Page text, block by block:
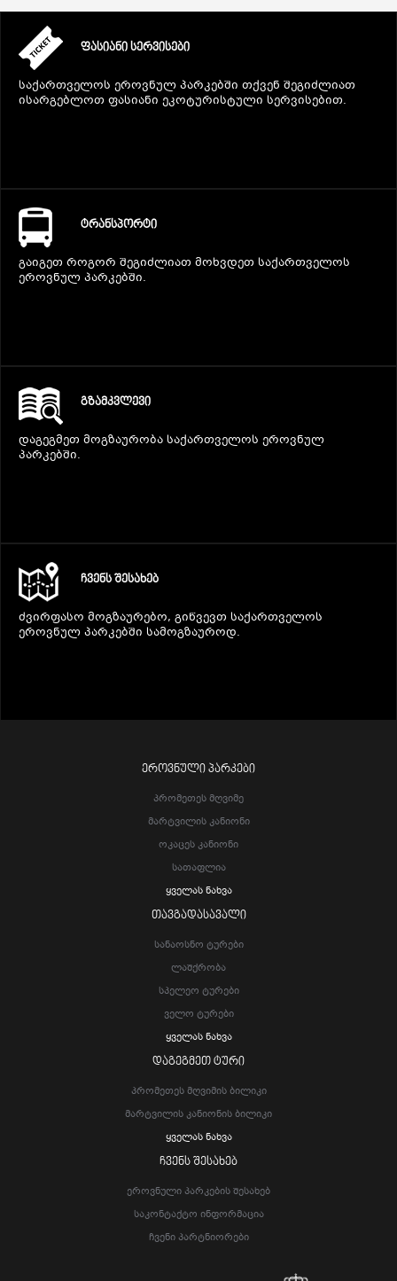
ᲤᲐᲡᲘᲐᲜᲘ ᲡᲔᲠᲕᲘᲡᲔᲑᲘ
საქართველოს ეროვნულ პარკებში თქვენ შეგიძლიათ
ისარგებლოთ ფასიანი ეკოტურისტული სერვისებით.
ᲢᲠᲐᲜᲡᲞᲝᲠᲢᲘ
გაიგეთ როგორ შეგიძლიათ მოხვდეთ საქართველოს
ეროვნულ პარკებში.
ᲒᲖᲐᲛᲙᲕᲚᲔᲕᲘ
დაგეგმეთ მოგზაურობა საქართველოს ეროვნულ
პარკებში.
ᲩᲕᲔᲜᲡ ᲨᲔᲡᲐᲮᲔᲑ
ძვირფასო მოგზაურებო, გიწვევთ საქართველოს
ეროვნულ პარკებში სამოგზაუროდ.
ᲔᲠᲝᲕᲜᲣᲚᲘ ᲞᲐᲠᲙᲔᲑᲘ
Პრომეთეს Მღვიმე
Მარტვილის Კანიონი
Ოკაცეს Კანიონი
Სათაფლია
Ყველას Ნახვა
ᲗᲐᲕᲒᲐᲓᲐᲡᲐᲕᲐᲚᲘ
Სანაოსნო Ტურები
Ლაშქრობა
Სპელეო Ტურები
Ველო Ტურები
Ყველას Ნახვა
ᲓᲐᲒᲔᲒᲛᲔᲗ ᲢᲣᲠᲘ
Პრომეთეს Მღვიმის Ბილიკი
Მარტვილის Კანიონის Ბილიკი
Ყველას Ნახვა
ᲩᲕᲔᲜᲡ ᲨᲔᲡᲐᲮᲔᲑ
Ეროვნული Პარკების Შესახებ
Საკონტაქტო Ინფორმაცია
Ჩვენი Პარტნიორები